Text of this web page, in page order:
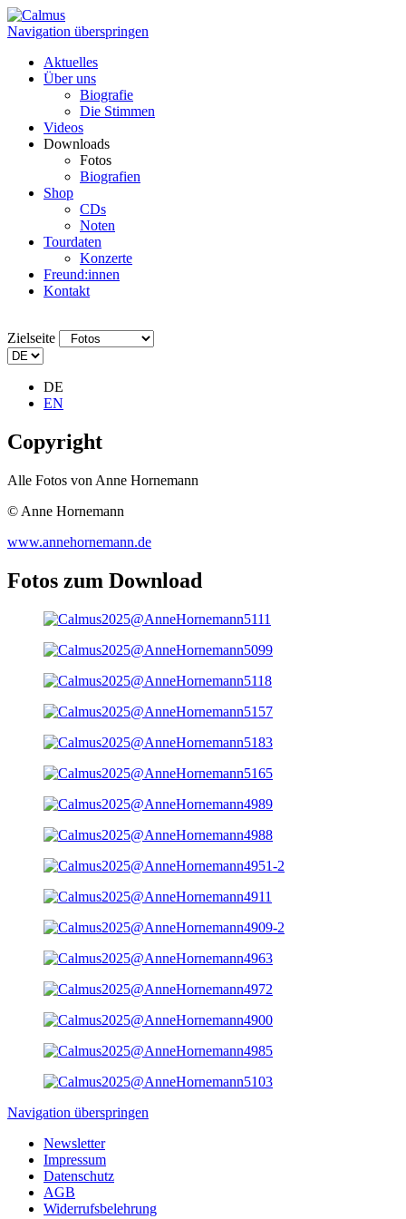
Navigation überspringen
Aktuelles
Über uns
Biografie
Die Stimmen
Videos
Downloads
Fotos
Biografien
Shop
CDs
Noten
Tourdaten
Konzerte
Freund:innen
Kontakt
Zielseite
DE
EN
Copyright
Alle Fotos von Anne Hornemann
© Anne Hornemann
www.annehornemann.de
Fotos zum Download
Navigation überspringen
Newsletter
Impressum
Datenschutz
AGB
Widerrufsbelehrung